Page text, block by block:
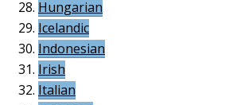
Hungarian
Icelandic
Indonesian
Irish
Italian